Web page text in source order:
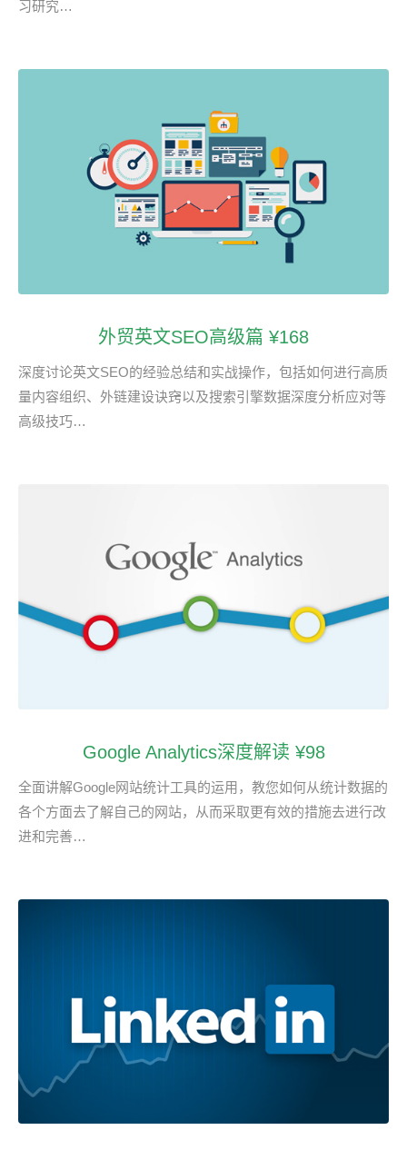
习研究…
外贸英文SEO高级篇 ¥168
深度讨论英文SEO的经验总结和实战操作，包括如何进行高质
量内容组织、外链建设诀窍以及搜索引擎数据深度分析应对等
高级技巧…
Google Analytics深度解读 ¥98
全面讲解Google网站统计工具的运用，教您如何从统计数据的
各个方面去了解自己的网站，从而采取更有效的措施去进行改
进和完善…